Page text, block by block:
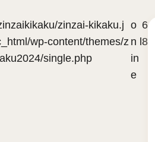
zinzai-kikaku.j
wp-content/themes/z
single.php
o
n l
in
e
6
8